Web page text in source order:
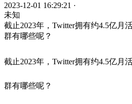
2023-12-01 16:29:21 ·
未知
截止2023年，Twitter拥有约4.5亿月
群有哪些呢？
截止2023年，Twitter拥有约4.5亿月
群有哪些呢？